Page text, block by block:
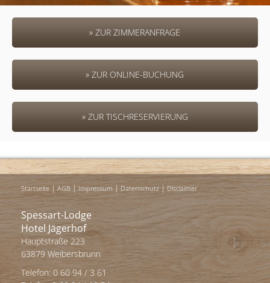
» ZUR ZIMMERANFRAGE
» ZUR ONLINE-BUCHUNG
» ZUR TISCHRESERVIERUNG
Startseite | AGB| Impressum | Datenschutz| Disclaimer
Spessart-Lodge
Hotel Jägerhof
Hauptstraße 223
63879 Weibersbrunn
Telefon: 0 60 94 / 3 61